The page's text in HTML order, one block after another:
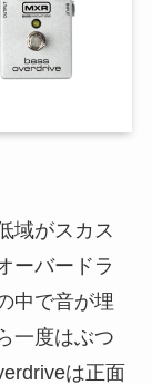
域がスカス
ーバードラ
中で音が埋
一度はぶつ
は正面